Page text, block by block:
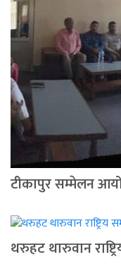
टीकापुर सम्मेलन
थरुहट थारुवान